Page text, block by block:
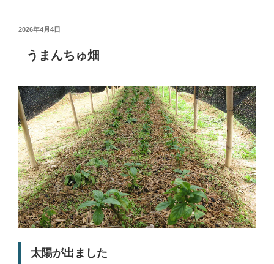
投
2026年4月4日
うまんちゅ畑
太陽が出ました